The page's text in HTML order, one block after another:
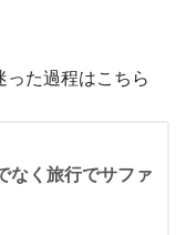
った過程はこちら
なく旅行でサファ